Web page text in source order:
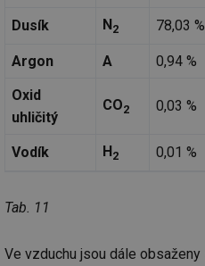
Dusík N2 78,03 %
Argon A
0,94 %
Oxid
uhličitý
CO2 0,03 %
Vodík H2 0,01 %
Tab. 11
Ve vzduchu jsou dále